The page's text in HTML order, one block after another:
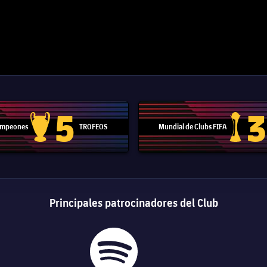
Trofeo de la Liga de Campeones
5 TROFEOS Mundial de Clubs FIFA
Trofeo3
Principales patrocinadores del Club